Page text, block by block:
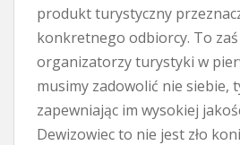
produkt turystyczny
konkretnego odbiorcy. To
organizatorzy turystyki w
musimy zadowolić nie siebie,
zapewniając im wysokiej
Dewizowiec to nie jest zło